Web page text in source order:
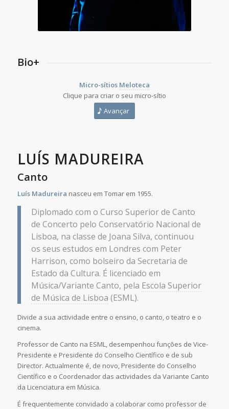
Bio+
Micro-sítios Meloteca
Clique para criar o seu micro-sítio
Avançar
LUÍS MADUREIRA
Canto
Luís Madureira nasceu em Tomar em 1955.
Diplomado com o Curso Superior de Canto
de Concerto pelo Conservatório Nacional de
Lisboa, na classe de Joana Silva, continuou
os seus estudos em Londres com Peter
Harrison, como bolseiro da Secretaria de
Estado da Cultura. É licenciado em
Música/Variante Canto, pela Escola Superior
de Música de Lisboa (ESML).
Divide a sua actividade entre o ensino, o canto, o teatro e o
cinema.
Professor de Canto na ESML, desempenhou funções de Vice-
Presidente e Presidente do Conselho Científico e de sub
Director. Actualmente é, de novo, Presidente do Conselho
Científico e o Coordenador das actividades da Variante Canto
da Licenciatura em Música.
É frequentemente convidado a colaborar como professor de